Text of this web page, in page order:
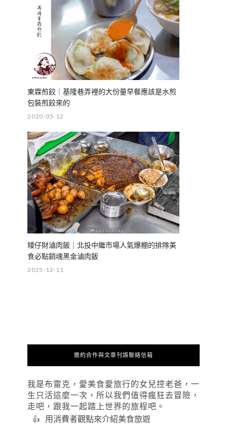
東霖煎餃｜基隆巷弄裡的大份量早餐應該是水煎
包裝煎餃來的
2020-05-12
矮仔財滷肉飯｜北投中繼市場人氣爆棚的排隊美
食必點銷魂黑金滷肉飯
2025-12-11
邀約合作與文章刊誤聯絡信箱
我是布雷克，愛美食愛旅行的女兒控老爸，一
生只活這麼一次，所以我們值得瘋狂去冒險，
走吧，跟我一起踏上世界的旅程吧。
用消費者觀點來介紹美食旅遊